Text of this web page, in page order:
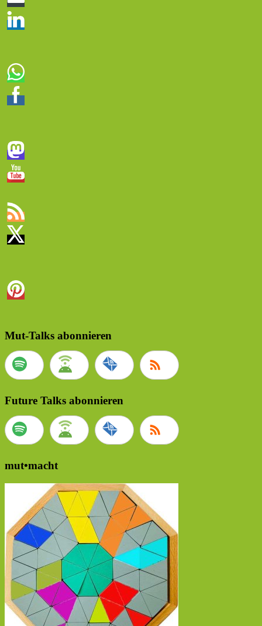
Mut-Talks abonnieren
Future Talks abonnieren
mut•macht